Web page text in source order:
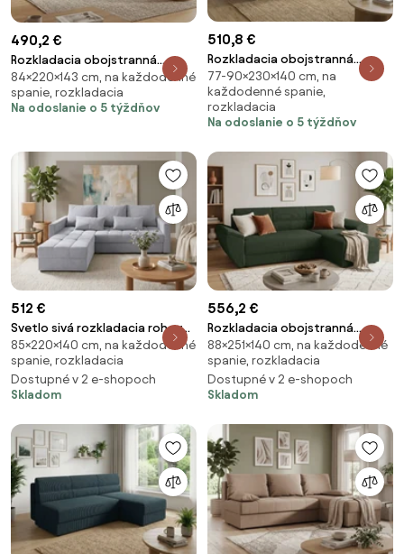
490,2 €
Rozkladacia obojstranná
sedacia súprava do L VENORIA
220x143 cm, béžová + 2
vankúšiky ZDARMA
84×220×143 cm, na každodenné
spanie, rozkladacia
Na odoslanie o 5 týždňov
510,8 €
Rozkladacia obojstranná
sedacia súprava do L SILVIANO
230x140 cm, béžová
77-90×230×140 cm, na
každodenné spanie,
rozkladacia
Na odoslanie o 5 týždňov
512 €
Svetlo sivá rozkladacia rohová
pohovka ZENOVA 220x140 cm,
obojstranná
85×220×140 cm, na každodenné
spanie, rozkladacia
Dostupné v 2 e-shopoch
Skladom
556,2 €
Rozkladacia obojstranná
sedacia súprava do L TAVERO
251x140 cm, tmavozelená
88×251×140 cm, na každodenné
spanie, rozkladacia
Dostupné v 2 e-shopoch
Skladom